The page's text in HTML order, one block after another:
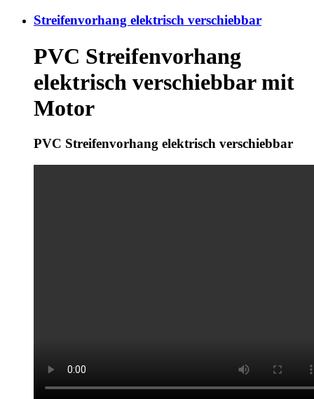
Streifenvorhang elektrisch verschiebbar
PVC Streifenvorhang
elektrisch verschiebbar mit
Motor
PVC Streifenvorhang elektrisch verschiebbar